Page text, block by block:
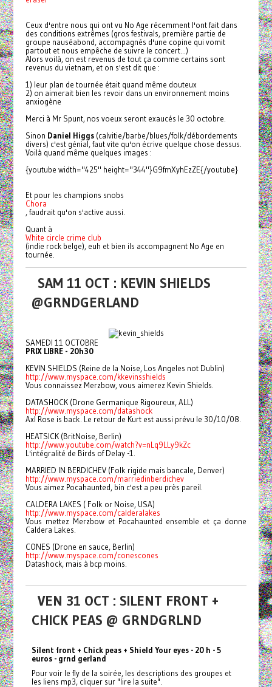
Ceux d'entre nous qui ont vu No Age récemment l'ont fait dans
des conditions extrêmes (gros festivals,première partie de
groupe nauséabond, accompagnés d'une copine qui vomit
partout et nous empêche de suivre le concert...)
Alors voilà, on est revenus de tout ça comme certains sont
revenus du vietnam, et on s'est dit que :
1) leur plan de tournée était quand même douteux
2) on aimerait bien les revoir dans un environnement moins
anxiogène
Merci à Mr Spunt, nos voeux seront exaucés le 30 octobre.
Sinon Daniel Higgs(calvitie/barbe/blues/folk/débordements
divers) c'est génial, faut vite qu'on écrive quelque chose dessus.
Voilà quand même quelques images :
{youtube width="425" height="344"}G9fmXyhEzZE{/youtube}
Et pour les champions snobs
Chora
, faudrait qu'on s'active aussi.
Quant à
White circle crime club
(indie rock belge), euh et bien ils accompagnent No Age en
tournée.
SAM 11 OCT : KEVIN SHIELDS
@GRNDGERLAND
SAMEDI 11 OCTOBRE
PRIX LIBRE - 20h30
KEVIN SHIELDS (Reine de la Noise, Los Angeles not Dublin)
http://www.myspace.com/kkevinsshields
Vous connaissez Merzbow, vous aimerez Kevin Shields.
DATASHOCK (Drone Germanique Rigoureux, ALL)
http://www.myspace.com/datashock
Axl Rose is back. Le retour de Kurt est aussi prévu le 30/10/08.
HEATSICK (BritNoise, Berlin)
http://www.youtube.com/watch?v=nLq9LLy9kZc
L'intégralité de Birds of Delay -1.
MARRIED IN BERDICHEV (Folk rigide mais bancale, Denver)
http://www.myspace.com/marriedinberdichev
Vous aimez Pocahaunted, bin c'est a peu près pareil.
CALDERA LAKES ( Folk or Noise, USA)
http://www.myspace.com/calderalakes
Vous mettez Merzbow et Pocahaunted ensemble et ça donne
Caldera Lakes.
CONES (Drone en sauce, Berlin)
http://www.myspace.com/conescones
Datashock, mais à bcp moins.
VEN 31 OCT : SILENT FRONT +
CHICK PEAS @ GRNDGRLND
Silent front + Chick peas + Shield Your eyes - 20 h - 5
euros - grnd gerland
Pour voir le fly de la soirée, les descriptions des groupes et
les liens mp3, cliquer sur "lire la suite".